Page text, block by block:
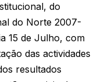
do
do Norte 2007-
15 de Julho, com
das actividades
resultados